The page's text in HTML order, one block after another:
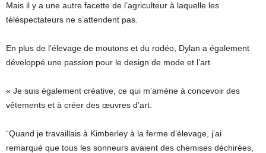
Mais il y a une autre facette de l’agriculteur à laquelle les
téléspectateurs ne s’attendent pas.
En plus de l’élevage de moutons et du rodéo, Dylan a également
développé une passion pour le design de mode et l’art.
« Je suis également créative, ce qui m’amène à concevoir des
vêtements et à créer des œuvres d’art.
“Quand je travaillais à Kimberley à la ferme d’élevage, j’ai
remarqué que tous les sonneurs avaient des chemises déchirées,